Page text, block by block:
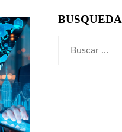
BUSQUEDA